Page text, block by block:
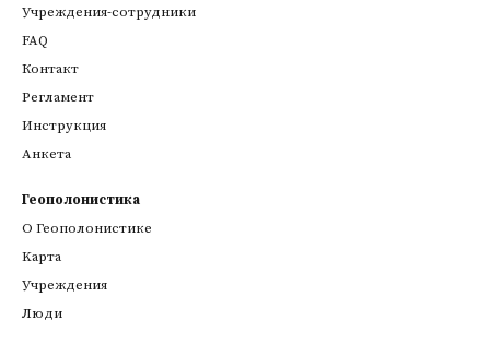
Учреждения-сотрудники
FAQ
Контакт
Регламент
Инструкция
Анкета
Геополонистика
О Геополонистике
Kарта
Учреждения
Люди